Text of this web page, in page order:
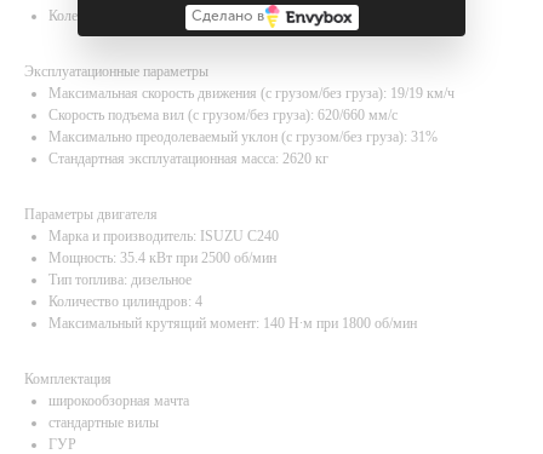
Колесная база: 1425 мм
Эксплуатационные параметры
Максимальная скорость движения (с грузом/без груза): 19/19 км/ч
Скорость подъема вил (с грузом/без груза): 620/660 мм/с
Максимально преодолеваемый уклон (с грузом/без груза): 31%
Стандартная эксплуатационная масса: 2620 кг
Параметры двигателя
Марка и производитель: ISUZU C240
Мощность: 35.4 кВт при 2500 об/мин
Тип топлива: дизельное
Количество цилиндров: 4
Максимальный крутящий момент: 140 Н∙м при 1800 об/мин
Комплектация
широкообзорная мачта
стандартные вилы
ГУР
Сделано в